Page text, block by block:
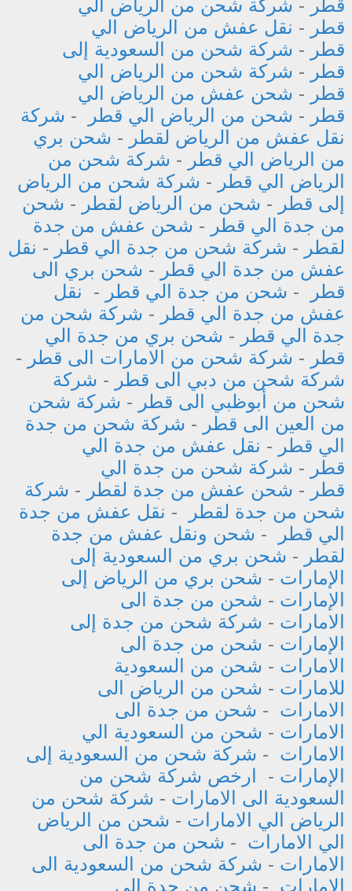
قطر - شركة شحن من الرياض الي
قطر - نقل عفش من الرياض الي
قطر - شركة شحن من السعودية إلى
قطر - شركة شحن من الرياض الي
قطر - شحن عفش من الرياض الي
قطر - شحن من الرياض الي قطر - شركة
نقل عفش من الرياض لقطر - شحن بري
من الرياض الي قطر - شركة شحن من
الرياض الي قطر - شركة شحن من الرياض
إلى قطر - شحن من الرياض لقطر - شحن
من جدة الي قطر - شحن عفش من جدة
لقطر - شركة شحن من جدة الي قطر - نقل
عفش من جدة الي قطر - شحن بري الى
قطر
- شحن من جدة الي قطر - نقل
عفش من جدة الي قطر - شركة شحن من
جدة الي قطر - شحن بري من جدة الي
قطر - شركة شحن من الامارات الى قطر -
شركة شحن من دبي الى قطر - شركة
شحن من أبوظبي الى قطر - شركة شحن
من العين الى قطر - شركة شحن من جدة
الي قطر - نقل عفش من جدة الي
قطر - شركة شحن من جدة الي
قطر - شحن عفش من جدة لقطر - شركة
شحن من جدة لقطر
- نقل عفش من جدة
الي قطر
- شحن ونقل عفش من جدة
لقطر - شحن بري من السعودية إلى
الإمارات - شحن بري من الرياض إلى
الإمارات - شحن من جدة الى
الامارات - شركة شحن من جدة إلى
الإمارات - شحن من جدة الى
الامارات - شحن من السعودية
للامارات - شحن من الرياض الى
الامارات - شحن من جدة الى
الامارات - شحن من السعودية الي
الامارات - شركة شحن من السعودية إلى
الإمارات - ارخص شركة شحن من
السعودية الى الامارات - شركة شحن من
الرياض الي الامارات - شحن من الرياض
الي الامارات - شحن من جدة الى
الامارات - شركة شحن من السعودية الى
الامارات - شحن من جدة الى